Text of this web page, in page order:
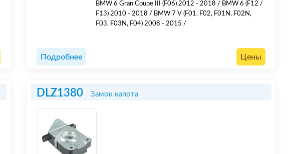
BMW 6 Gran Coupe III (F06) 2012 - 2018 / BMW 6 (F12 /
F13) 2010 - 2018 / BMW 7 V (F01, F02, F01N, F02N,
F03, F03N, F04) 2008 - 2015 /
Подробнее Цены
DLZ1380 Замок капота